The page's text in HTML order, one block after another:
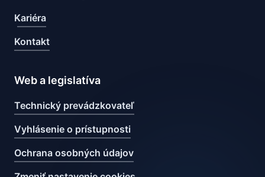
Kariéra
Kontakt
Web a legislatíva
Technický prevádzkovateľ
Vyhlásenie o prístupnosti
Ochrana osobných údajov